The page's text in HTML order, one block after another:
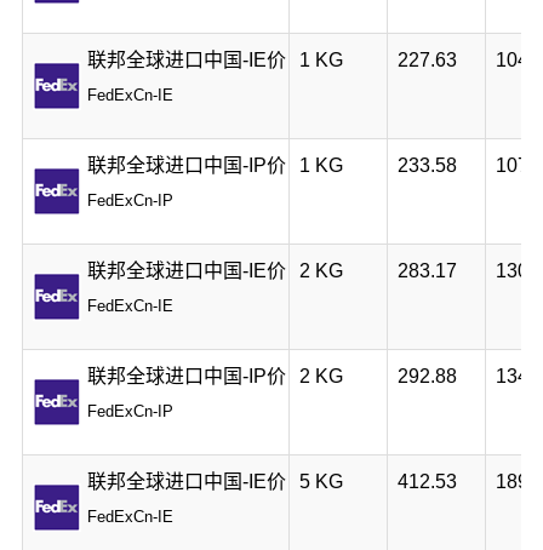
联邦全球进口中国-IE价
FedExCn-IE
1 KG 227.63
联邦全球进口中国-IP价
FedExCn-IP
1 KG 233.58
联邦全球进口中国-IE价
FedExCn-IE
2 KG 283.17
联邦全球进口中国-IP价
FedExCn-IP
2 KG 292.88
联邦全球进口中国-IE价
FedExCn-IE
5 KG 412.53